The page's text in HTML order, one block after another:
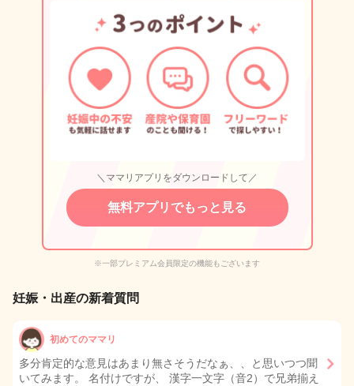
＼ママリアプリをダウンロードして／
無料アプリでもっと見る
※一部プレミアム会員限定の機能もございます
妊娠・出産の新着質問
初めてのママリ
多分肯定的な意見はあまり無さそうだなぁ、、と思いつつ聞
いてみます。 名付けですが、 漢字一文字（音2）で兄弟揃え